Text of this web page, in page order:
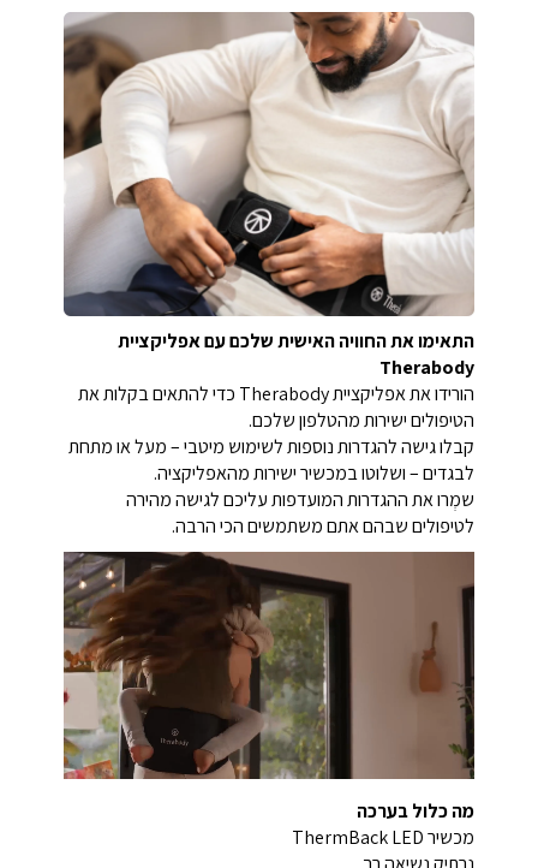
התאימו את החוויה האישית שלכם עם אפליקציית
Therabody
הורידו את אפליקציית Therabody כדי להתאים בקלות את
הטיפולים ישירות מהטלפון שלכם.
קבלו גישה להגדרות נוספות לשימוש מיטבי – מעל או מתחת
לבגדים – ושלוטו במכשיר ישירות מהאפליקציה.
שמְרו את ההגדרות המועדפות עליכם לגישה מהירה
לטיפולים שבהם אתם משתמשים הכי הרבה.
מה כלול בערכה
מכשיר ThermBack LED